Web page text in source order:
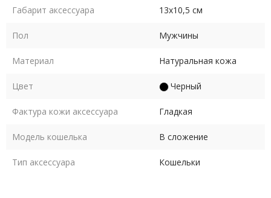
Габарит аксессуара 13х10,5 см
Пол Мужчины
Материал Натуральная кожа
Цвет Черный
Фактура кожи аксессуара Гладкая
Модель кошелька В сложение
Тип аксессуара Кошельки